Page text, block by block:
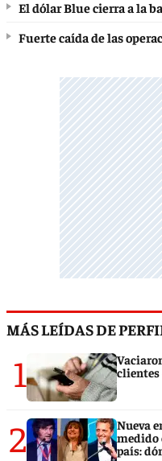
El dólar Blue cierra a la
Fuerte caída de las
MÁS LEÍDAS DE
1
clientes
2
Nueva
medido
país: